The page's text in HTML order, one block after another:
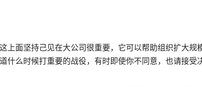
上面坚持己见在大公司很重要，它可以帮助组织扩大规
什么时候打重要的战役，有时即使你不同意，也请接受